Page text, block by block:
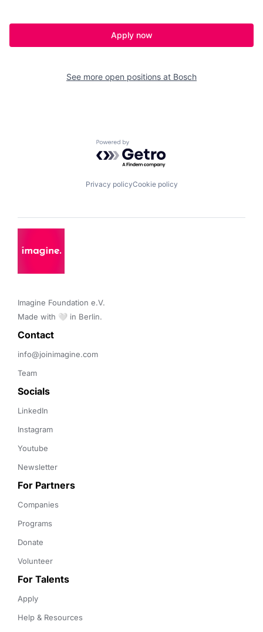
Apply now
See more open positions at Bosch
Powered by Getro.com
Privacy policyCookie policy
Imagine Foundation e.V.
Made with 🤍 in Berlin.
Contact
info@joinimagine.com
Team
Socials
LinkedIn
Instagram
Youtube
Newsletter
For Partners
Companies
Programs
Donate
Volunteer
For Talents
Apply
Help & Resources